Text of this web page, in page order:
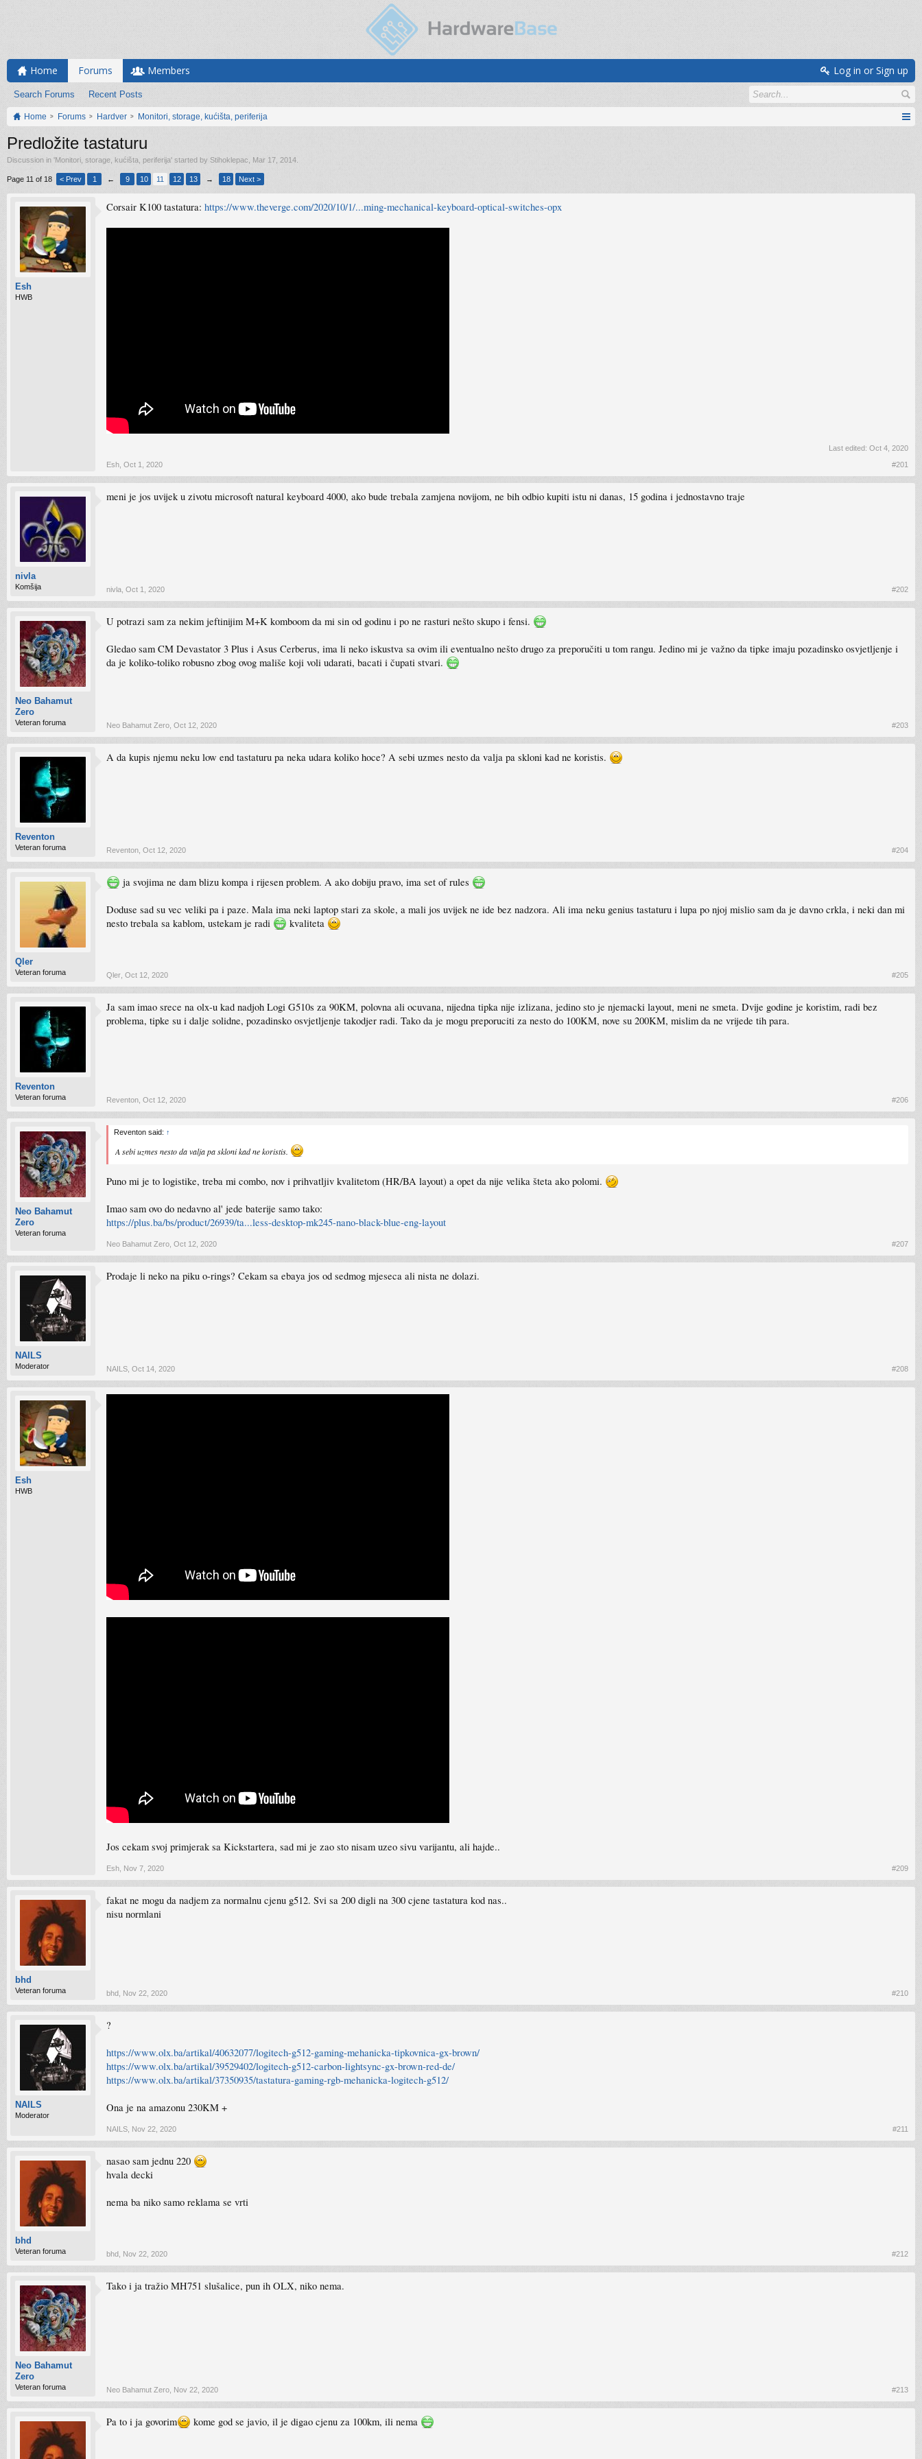
Home Forums
Search Forums Recent Posts
Members Log in or Sign up
Home Forums Hardver Monitori, storage, kućišta, periferija
Predložite tastaturu
Discussion in 'Monitori, storage, kućišta, periferija' started by Stihoklepac Mar 17, 2014
Page 11 of 18 < Prev 1 ← 9 10 11 12 13 → 18 Next >
Esh
HWB
Corsair K100 tastatura: https://www.theverge.com/2020/10/1/...ming-mechanical-keyboard-optical-switches-opx
Last edited: Oct 4, 2020
Esh Oct 1, 2020 #201
nivla
Komšija
meni je jos uvijek u zivotu microsoft natural keyboard 4000, ako bude trebala zamjena novijom, ne bih odbio kupiti istu ni danas, 15 godina i jednostavno traje
nivla Oct 1, 2020 #202
Neo Bahamut
Zero
Veteran foruma
U potrazi sam za nekim jeftinijim M+K komboom da mi sin od godinu i po ne rasturi nešto skupo i fensi.
Gledao sam CM Devastator 3 Plus i Asus Cerberus, ima li neko iskustva sa ovim ili eventualno nešto drugo za preporučiti u tom rangu. Jedino mi je važno da tipke imaju pozadinsko osvjetljenje i
da je koliko-toliko robusno zbog ovog mališe koji voli udarati, bacati i čupati stvari.
Neo Bahamut Zero Oct 12, 2020 #203
Reventon
Veteran foruma
A da kupis njemu neku low end tastaturu pa neka udara koliko hoce? A sebi uzmes nesto da valja pa skloni kad ne koristis.
Reventon Oct 12, 2020 #204
Qler
Veteran foruma
ja svojima ne dam blizu kompa i rijesen problem. A ako dobiju pravo, ima set of rules
Doduse sad su vec veliki pa i paze. Mala ima neki laptop stari za skole, a mali jos uvijek ne ide bez nadzora. Ali ima neku genius tastaturu i lupa po njoj mislio sam da je davno crkla, i neki dan mi
nesto trebala sa kablom, ustekam je radi
kvaliteta
Qler Oct 12, 2020 #205
Reventon
Veteran foruma
Ja sam imao srece na olx-u kad nadjoh Logi G510s za 90KM, polovna ali ocuvana, nijedna tipka nije izlizana, jedino sto je njemacki layout, meni ne smeta. Dvije godine je koristim, radi bez
problema, tipke su i dalje solidne, pozadinsko osvjetljenje takodjer radi. Tako da je mogu preporuciti za nesto do 100KM, nove su 200KM, mislim da ne vrijede tih para.
Reventon Oct 12, 2020 #206
Neo Bahamut
Zero
Veteran foruma
Reventon said: ↑
A sebi uzmes nesto da valja pa skloni kad ne koristis.
Puno mi je to logistike, treba mi combo, nov i prihvatljiv kvalitetom (HR/BA layout) a opet da nije velika šteta ako polomi.
Imao sam ovo do nedavno al' jede baterije samo tako:
https://plus.ba/bs/product/26939/ta...less-desktop-mk245-nano-black-blue-eng-layout
Neo Bahamut Zero Oct 12, 2020 #207
NAILS
Moderator
Prodaje li neko na piku o-rings? Cekam sa ebaya jos od sedmog mjeseca ali nista ne dolazi.
NAILS Oct 14, 2020 #208
Esh
HWB
Jos cekam svoj primjerak sa Kickstartera, sad mi je zao sto nisam uzeo sivu varijantu, ali hajde..
Esh Nov 7, 2020 #209
bhd
Veteran foruma
fakat ne mogu da nadjem za normalnu cjenu g512. Svi sa 200 digli na 300 cjene tastatura kod nas..
nisu normlani
bhd Nov 22, 2020 #210
NAILS
Moderator
?
https://www.olx.ba/artikal/40632077/logitech-g512-gaming-mehanicka-tipkovnica-gx-brown/
https://www.olx.ba/artikal/39529402/logitech-g512-carbon-lightsync-gx-brown-red-de/
https://www.olx.ba/artikal/37350935/tastatura-gaming-rgb-mehanicka-logitech-g512/
Ona je na amazonu 230KM +
NAILS Nov 22, 2020 #211
bhd
Veteran foruma
nasao sam jednu 220
hvala decki
nema ba niko samo reklama se vrti
bhd Nov 22, 2020 #212
Neo Bahamut
Zero
Veteran foruma
Tako i ja tražio MH751 slušalice, pun ih OLX, niko nema.
Neo Bahamut Zero Nov 22, 2020 #213
Pa to i ja govorim kome god se javio, il je digao cjenu za 100km, ili nema